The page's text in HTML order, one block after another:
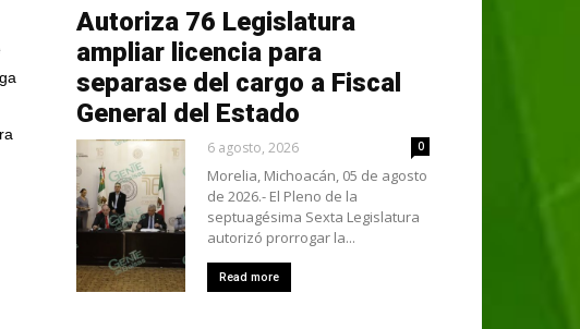
Autoriza 76 Legislatura
ampliar licencia para
separase del cargo a Fiscal
General del Estado
6 agosto, 2026 0
Morelia, Michoacán, 05 de agosto
de 2026.- El Pleno de la
septuagésima Sexta Legislatura
autorizó prorrogar la...
Read more